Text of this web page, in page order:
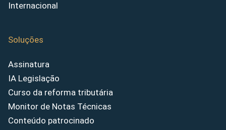
Internacional
Soluções
Assinatura
IA Legislação
Curso da reforma tributária
Monitor de Notas Técnicas
Conteúdo patrocinado